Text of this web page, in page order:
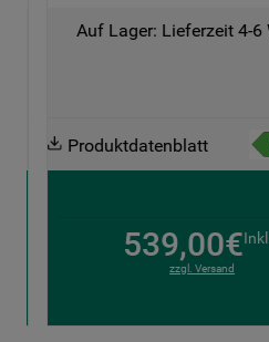
Auf Lager: Lieferzeit 4-6
Produktdatenblatt
539,00€
zzgl. Versand